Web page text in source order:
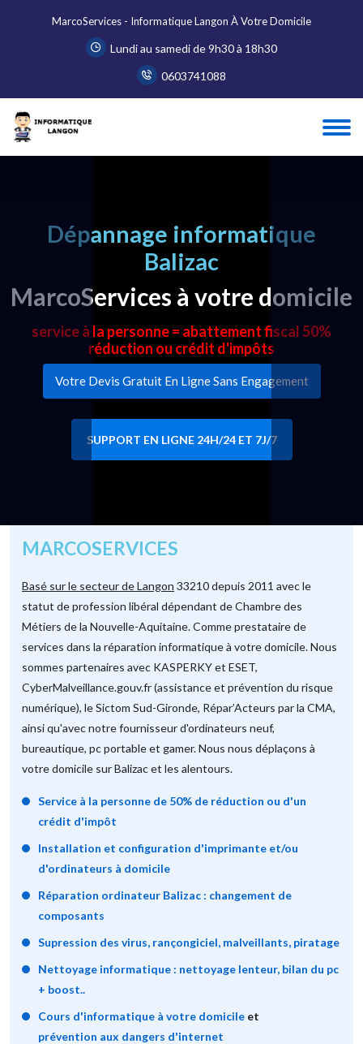
MarcoServices - Informatique Langon À Votre Domicile
Lundi au samedi de 9h30 à 18h30
0603741088
Dépannage informatique
Balizac
MarcoServices à votre domicile
service à la personne = abattement fiscal 50%
réduction ou crédit d'impôts
Votre Devis Gratuit En Ligne Sans Engagement
SUPPORT EN LIGNE 24H/24 ET 7J/7
MARCOSERVICES
Basé sur le secteur de Langon 33210 depuis 2011 avec le
statut de profession libéral dépendant de Chambre des
Métiers de la Nouvelle-Aquitaine. Comme prestataire de
services dans la réparation informatique à votre domicile. Nous
sommes partenaires avec KASPERKY et ESET,
CyberMalveillance.gouv.fr (assistance et prévention du risque
numérique), le Sictom Sud-Gironde, Répar’Acteurs par la CMA,
ainsi qu'avec notre fournisseur d'ordinateurs neuf,
bureautique, pc portable et gamer. Nous nous déplaçons à
votre domicile sur Balizac et les alentours.
Service à la personne de 50% de réduction ou d'un
crédit d'impôt
Installation et configuration d'imprimante et/ou
d'ordinateurs à domicile
Réparation ordinateur Balizac : changement de
composants
Supression des virus, rançongiciel, malveillants, piratage
Nettoyage informatique : nettoyage lenteur, bilan du pc
+ boost..
Cours d'informatique à votre domicile et
prévention aux dangers d'internet